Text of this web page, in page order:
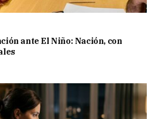
ante El Niño: Nación, con